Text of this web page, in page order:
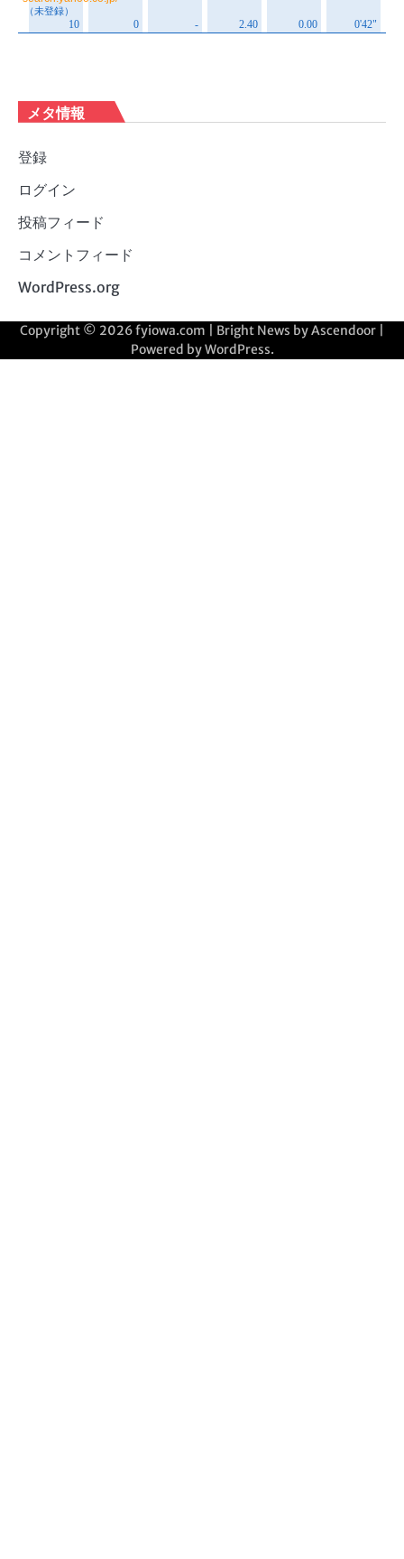
メタ情報
登録
ログイン
投稿フィード
コメントフィード
WordPress.org
Copyright © 2026fyiowa.com | Bright News byAscendoor
Powered byWordPress.